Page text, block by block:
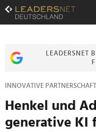
Zum
Inhalt
Zur
Zur
LEADERSNET
INNOVATIVE PARTNERSCHAFT
Henkel und
generative KI